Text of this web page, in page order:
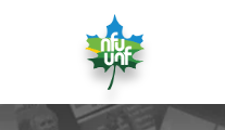
Aller au contenu